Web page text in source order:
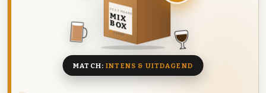
DEZE MAAND
MIX
BOX
8 BIEREN
MATCH:INTENS & UITDAGEND